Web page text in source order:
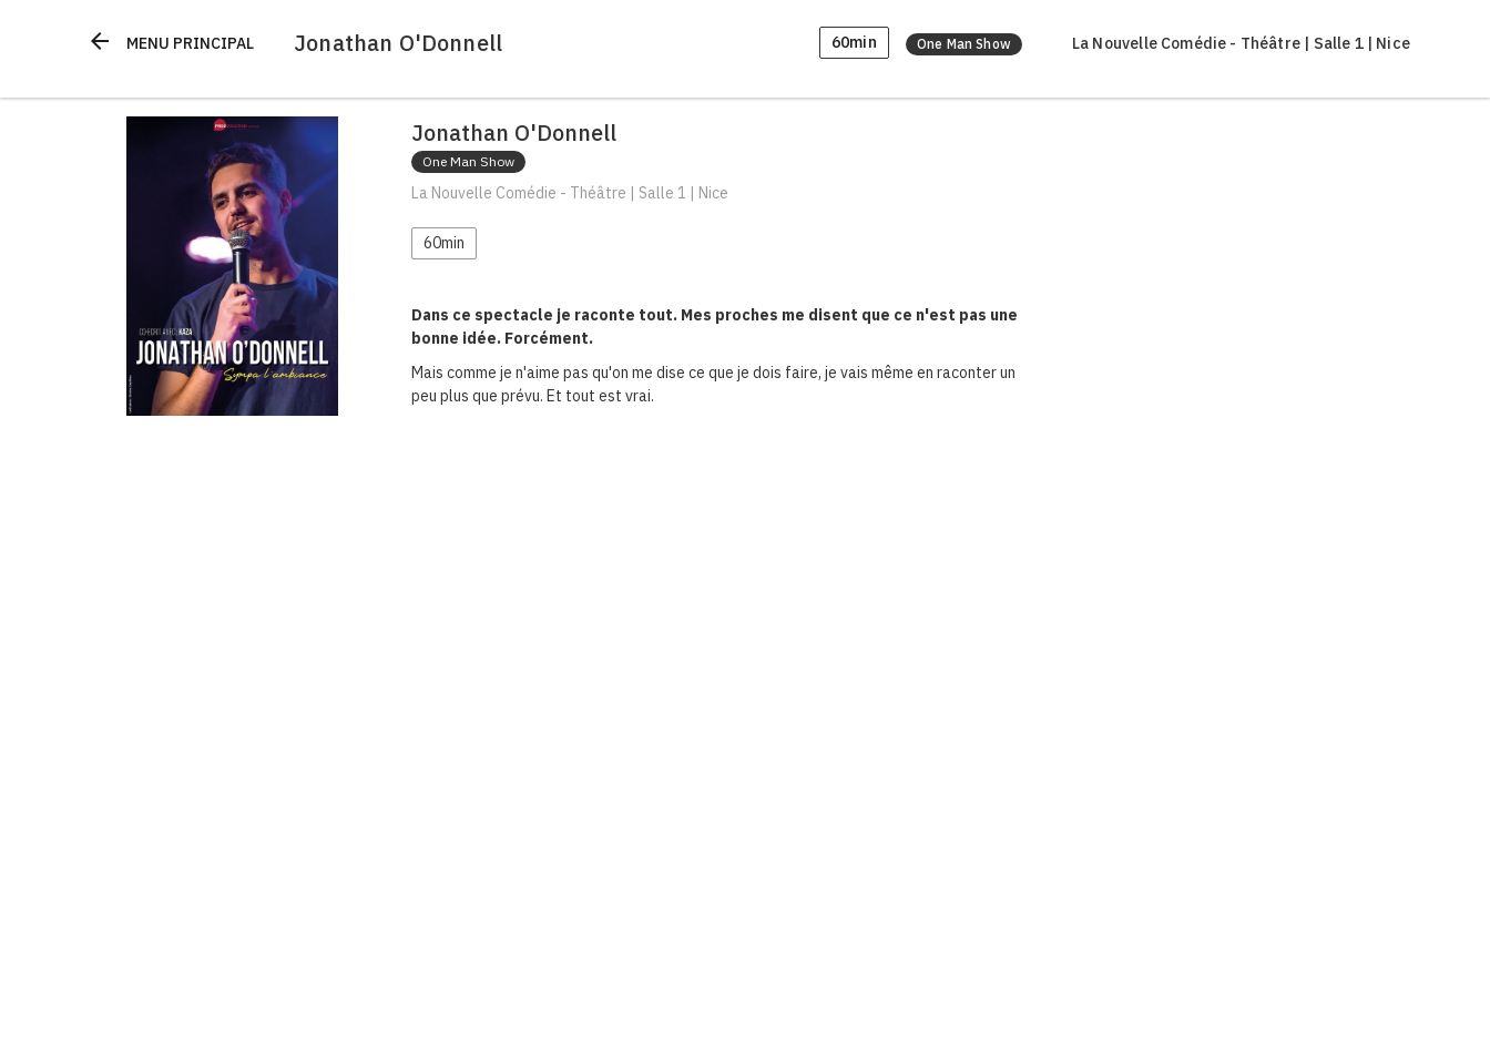
arrow_back MENU PRINCIPAL Jonathan O'Donnell 60min One Man Show La Nouvelle Comédie - Théâtre | Salle 1 | Nice
Jonathan O'Donnell
One Man Show
La Nouvelle Comédie - Théâtre | Salle 1 | Nice
60min
Dans ce spectacle je raconte tout. Mes proches me disent que ce n'est pas une
bonne idée. Forcément.
Mais comme je n'aime pas qu'on me dise ce que je dois faire, je vais même en raconter un
peu plus que prévu. Et tout est vrai.